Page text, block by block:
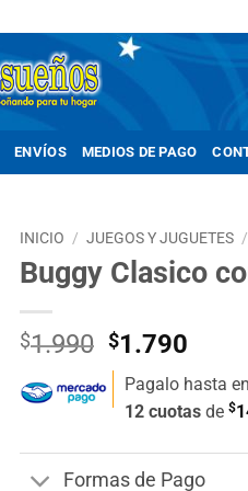
ENVÍOS MEDIOS DE PAGO
INICIO / JUEGOS Y JUGUETES /
Buggy Clasico
$1.990 El
precio
original
era:
$1.990.
$1.790
actual
es:
Pagalo hasta en
12 cuotas de $
Formas de Pago